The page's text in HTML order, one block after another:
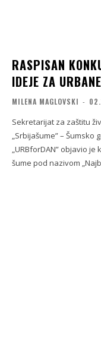
RASPISAN
IDEJE ZA
MILENA MAGLOVSKI -
Sekretarijat za zaštitu
„Srbijašume” –
„URBforDAN” objavio
šume pod nazivom